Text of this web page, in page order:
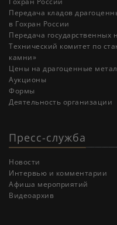
Передача кладов
в Гохран России
Передача государственных
Технический комитет по
камни»
Цены на драгоценные
Аукционы
Формы
Деятельность организации
Пресс-служба
Новости
Интервью и комментарии
Афиша мероприятий
Видеоархив